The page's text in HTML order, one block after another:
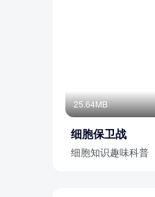
25.64MB
细胞保卫战
细胞知识趣味科普